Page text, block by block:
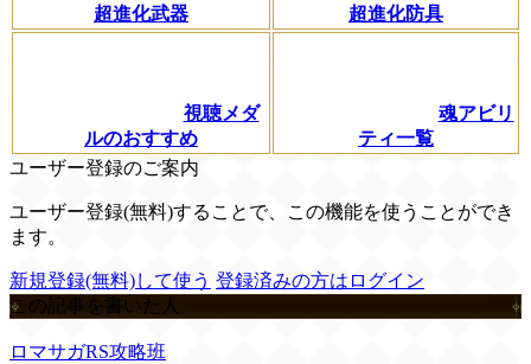
超進化武器
超進化防具
視聴メダ
ルのおすすめ
魂アビリ
ティ一覧
ユーザー登録のご案内
ユーザー登録(無料)することで、この機能を使うことができ
ます。
新規登録(無料)して使う 登録済みの方はログイン
この記事を書いた人
ロマサガRS攻略班